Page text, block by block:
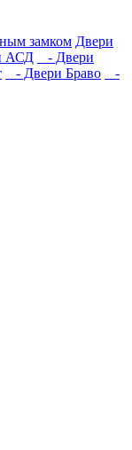
замком Двери
АСД
- Двери
- Двери Браво
-